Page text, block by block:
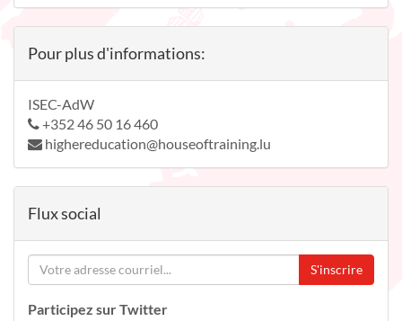
Pour plus d'informations:
ISEC-AdW
+352 46 50 16 460
highereducation@houseoftraining.lu
Flux social
S'inscrire
Participez sur Twitter